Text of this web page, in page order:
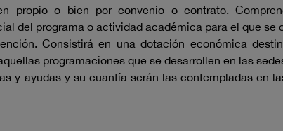
propio o bien por convenio o contrato.
del programa o actividad académica para el que se
Consistirá en una dotación económica
programaciones que se desarrollen en las
y ayudas y su cuantía serán las contempladas en